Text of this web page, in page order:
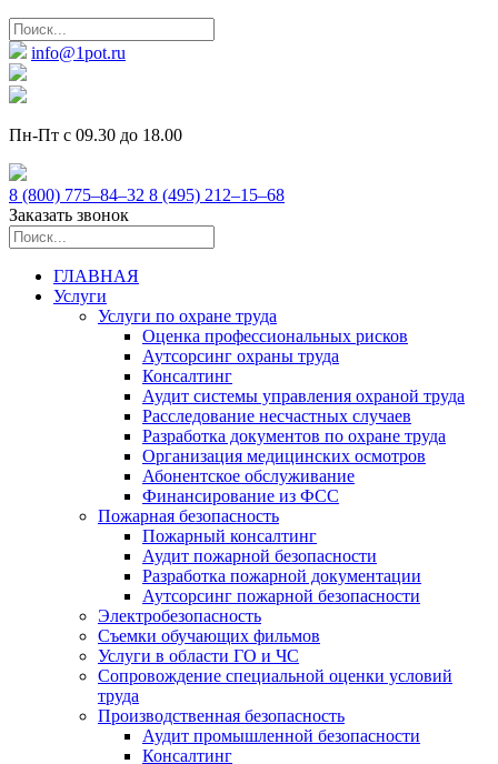
info@1pot.ru
Пн-Пт с 09.30 до 18.00
8 (800) 775–84–32 8 (495) 212–15–68
Заказать звонок
ГЛАВНАЯ
Услуги
Услуги по охране труда
Оценка профессиональных рисков
Аутсорсинг охраны труда
Консалтинг
Аудит системы управления охраной труда
Расследование несчастных случаев
Разработка документов по охране труда
Организация медицинских осмотров
Абонентское обслуживание
Финансирование из ФСС
Пожарная безопасность
Пожарный консалтинг
Аудит пожарной безопасности
Разработка пожарной документации
Аутсорсинг пожарной безопасности
Электробезопасность
Съемки обучающих фильмов
Услуги в области ГО и ЧС
Сопровождение специальной оценки условий
труда
Производственная безопасность
Аудит промышленной безопасности
Консалтинг